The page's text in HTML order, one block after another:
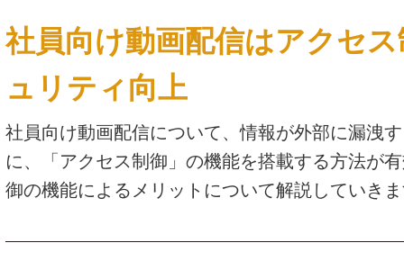
社員向け動画配信はアクセ
ュリティ向上
社員向け動画配信について、情報が外部に漏洩
に、「アクセス制御」の機能を搭載する方法が
御の機能によるメリットについて解説していき